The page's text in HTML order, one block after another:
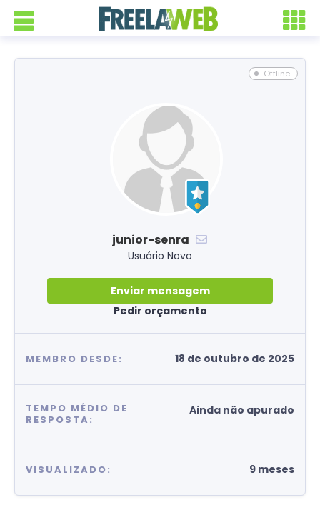
Offline
junior-senra
Usuário Novo
Enviar mensagem
Pedir orçamento
MEMBRO DESDE: 18 de outubro de 2025
TEMPO MÉDIO DE
RESPOSTA:
Ainda não apurado
VISUALIZADO: 9 meses